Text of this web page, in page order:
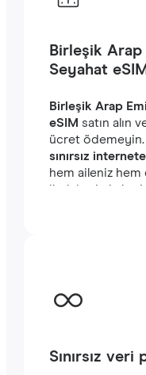
Birleşik
Seyahat
Birleşik Arap
eSIM satın alın
ücret
sınırsız internete
hem aileniz hem
iletişimde kalın.
çıkarabilirsiniz.‎
Sınırsız veri